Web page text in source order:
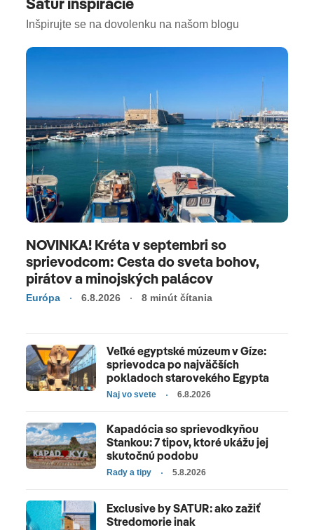
ohúri tyrkysovým morom, národnými parkmi ako
napríklad Plitvice a vyhlásené mesto Dubrovník
Inšpirujte se na dovolenku na našom blogu
NOVINKA! Kréta v septembri so
sprievodcom: Cesta do sveta bohov,
pirátov a minojských palácov
Európa 6.8.2026 8 minút čítania
Veľké egyptské múzeum v Gíze:
sprievodca po najväčších
pokladoch starovekého Egypta
Naj vo svete 6.8.2026
Kapadócia so sprievodkyňou
Stankou: 7 tipov, ktoré ukážu jej
skutočnú podobu
Rady a tipy 5.8.2026
Exclusive by SATUR: ako zažiť
Stredomorie inak